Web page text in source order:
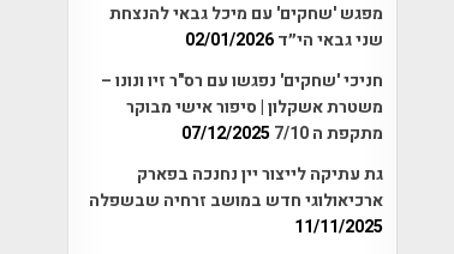
מפגש 'שחקים' עם מיכל גבאי להנצחת
שני גבאי הי״ד02/01/2026
חניכי 'שחקים' נפגשו עם רס"ר זיו ונונו –
משטרת אשקלון | סיפור אישי מבוקר
מתקפת ה 7/10
07/12/2025
גת עתיקה לייצור יין נחנכה בפארק
ארכיאולוגי חדש במושב זרחיה שבשפלה
11/11/2025